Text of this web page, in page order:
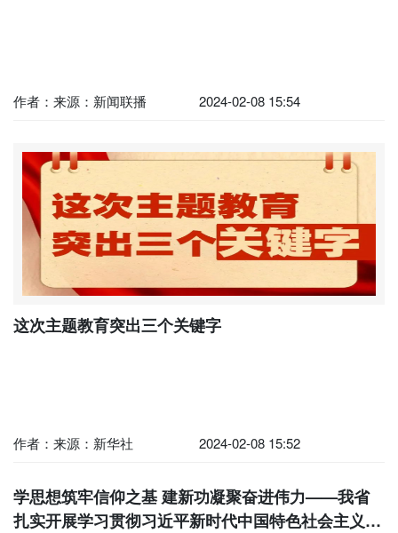
作者：来源：新闻联播 2024-02-08 15:54
这次主题教育突出三个关键字
作者：来源：新华社 2024-02-08 15:52
学思想筑牢信仰之基 建新功凝聚奋进伟力——我省
扎实开展学习贯彻习近平新时代中国特色社会主义思